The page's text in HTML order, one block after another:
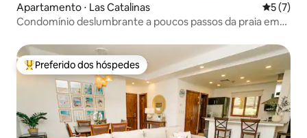
Apartamento ⋅ Las Catalinas 5 de
5 (7)
Condomínio deslumbrante a poucos passos da praia em
Entre os melhores preferidos dos hóspedes
Preferido dos hóspedes